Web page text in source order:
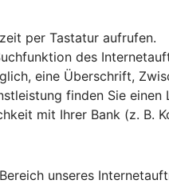
per Tastatur aufrufen.
des
eine Überschrift,
finden Sie
mit Ihrer Bank (z. B.
unseres